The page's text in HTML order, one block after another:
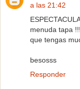
a las 21:42
menuda tapa !!!
que tengas
besosss
Responder